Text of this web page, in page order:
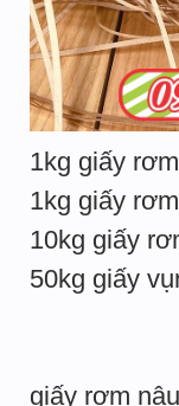
1kg giấy
1kg giấy
10kg giấy
50kg giấy
giấy rơm